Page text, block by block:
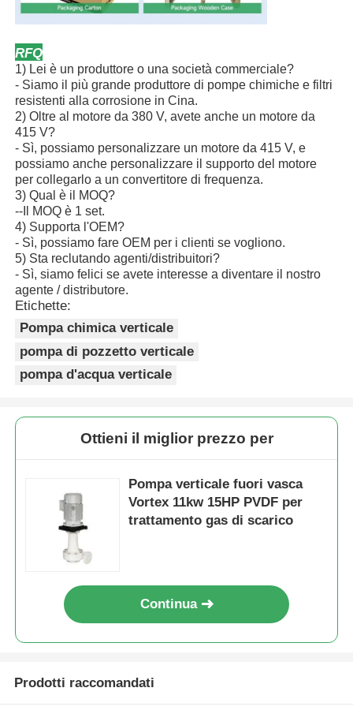
RFQ
1) Lei è un produttore o una società commerciale?
- Siamo il più grande produttore di pompe chimiche e filtri
resistenti alla corrosione in Cina.
2) Oltre al motore da 380 V, avete anche un motore da
415 V?
- Sì, possiamo personalizzare un motore da 415 V, e
possiamo anche personalizzare il supporto del motore
per collegarlo a un convertitore di frequenza.
3) Qual è il MOQ?
--Il MOQ è 1 set.
4) Supporta l'OEM?
- Sì, possiamo fare OEM per i clienti se vogliono.
5) Sta reclutando agenti/distribuitori?
- Sì, siamo felici se avete interesse a diventare il nostro
agente / distributore.
Etichette:
Pompa chimica verticale
pompa di pozzetto verticale
pompa d'acqua verticale
Ottieni il miglior prezzo per
Pompa verticale fuori vasca
Vortex 11kw 15HP PVDF per
trattamento gas di scarico
Continua
Prodotti raccomandati